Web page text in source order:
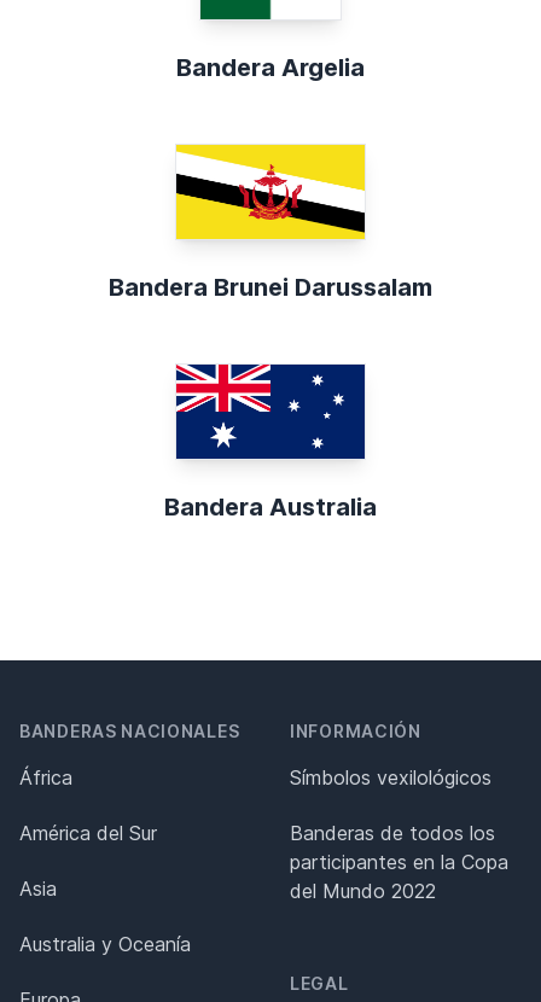
Bandera Argelia
Bandera Brunei Darussalam
Bandera Australia
BANDERAS NACIONALES
África
América del Sur
Asia
Australia y Oceanía
INFORMACIÓN
Símbolos vexilológicos
Banderas de todos los
participantes en la Copa
del Mundo 2022
LEGAL